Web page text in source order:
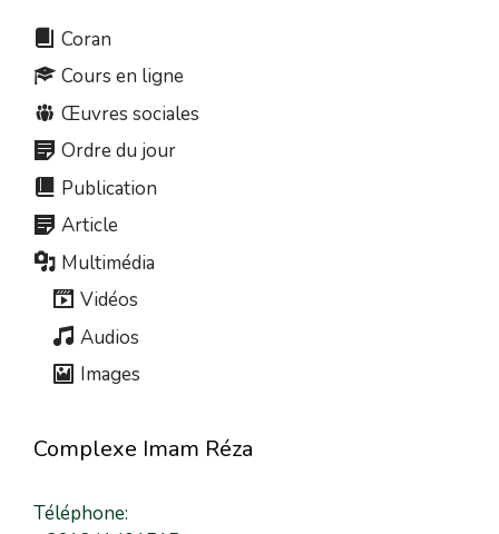
Coran
Cours en ligne
Œuvres sociales
Ordre du jour
Publication
Article
Multimédia
Vidéos
Audios
Images
Complexe Imam Réza
Téléphone: